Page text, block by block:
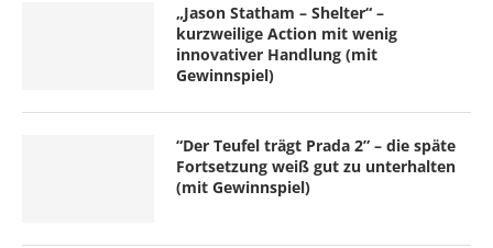
„Jason Statham – Shelter“ –
kurzweilige Action mit wenig
innovativer Handlung (mit
Gewinnspiel)
“Der Teufel trägt Prada 2” – die späte
Fortsetzung weiß gut zu unterhalten
(mit Gewinnspiel)